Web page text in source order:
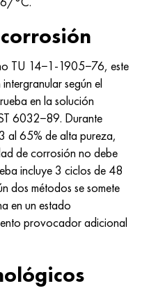
TU 14−1-1905−76, este
según el
en la solución
6032−89. Durante
al 65% de alta pureza,
de corrosión no debe
incluye 3 ciclos de 48
dos métodos se somete
en un estado
provocador adicional